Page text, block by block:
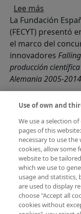
Lee más
La Fundación
(FECYT) presentó
el marco del
innovadores
producción
Alemania 2005-2014
La
se
Lee mássobre La
El Observatorio
gestiona la
Tecnología
que analiza la
el periodo 2005-
indicadores
Use of own and
We use a selection
pages of this
necessary to use
cookies, allow some
website to be
which we use to
usage and statistics,
are used to display
choose "Accept all
cookies without